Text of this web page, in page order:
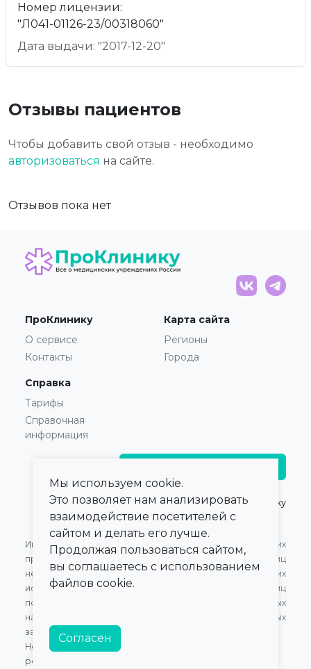
Номер лицензии:
"Л041-01126-23/00318060"
Дата выдачи: "2017-12-20"
Отзывы пациентов
Чтобы добавить свой отзыв - необходимо
авторизоваться на сайте.
Отзывов пока нет
ПроКлинику
О сервисе
Контакты
Карта сайта
Регионы
Города
Справка
Тарифы
Справочная
информация
© 2021 — 2026,ПроКлинику
Информация,
представленная на сайте,
не может быть
использована для
постановки диагноза,
назначения лечения и не
заменяет прием врача.
Номер в Едином Реестре
российского ПО:
Оферта для Юридических
лиц
Оферта для Физических
лиц
Обработка персональных
данных
Мы используем cookie.
Это позволяет нам анализировать
взаимодействие посетителей с
сайтом и делать его лучше.
Продолжая пользоваться сайтом,
вы соглашаетесь с использованием
файлов cookie.
Согласен